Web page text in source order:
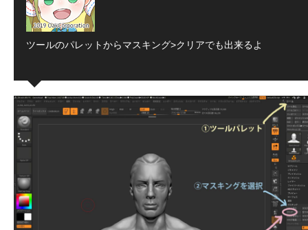
ツールのパレットからマスキング>クリアでも出来るよ